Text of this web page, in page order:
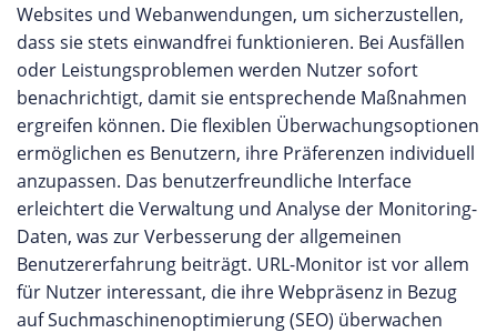
Websites und Webanwendungen, um sicherzustellen,
dass sie stets einwandfrei funktionieren. Bei Ausfällen
oder Leistungsproblemen werden Nutzer sofort
benachrichtigt, damit sie entsprechende Maßnahmen
ergreifen können. Die flexiblen Überwachungsoptionen
ermöglichen es Benutzern, ihre Präferenzen individuell
anzupassen. Das benutzerfreundliche Interface
erleichtert die Verwaltung und Analyse der Monitoring-
Daten, was zur Verbesserung der allgemeinen
Benutzererfahrung beiträgt. URL-Monitor ist vor allem
für Nutzer interessant, die ihre Webpräsenz in Bezug
auf Suchmaschinenoptimierung (SEO) überwachen